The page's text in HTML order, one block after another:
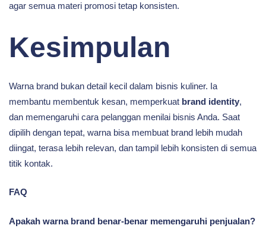
agar semua materi promosi tetap konsisten.
Kesimpulan
Warna brand bukan detail kecil dalam bisnis kuliner. Ia
membantu membentuk kesan, memperkuat brand identity,
dan memengaruhi cara pelanggan menilai bisnis Anda. Saat
dipilih dengan tepat, warna bisa membuat brand lebih mudah
diingat, terasa lebih relevan, dan tampil lebih konsisten di semua
titik kontak.
FAQ
Apakah warna brand benar-benar memengaruhi penjualan?